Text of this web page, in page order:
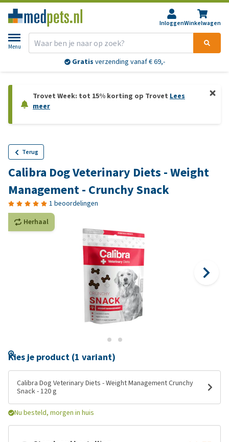
InloggenWinkelwagen
Menu
Gratis verzending vanaf € 69,-
Trovet Week: tot 15% korting op Trovet Lees
meer
Terug
Calibra Dog Veterinary Diets - Weight
Management - Crunchy Snack
1 beoordelingen
Herhaal
Kies je product (1 variant)
Calibra Dog Veterinary Diets - Weight Management Crunchy
Snack - 120 g
Nu besteld, morgen in huis